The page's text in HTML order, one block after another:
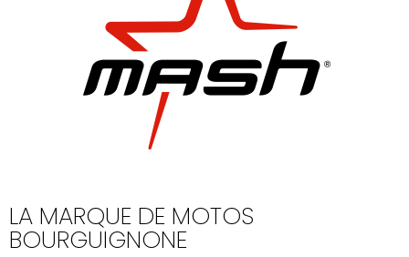
LA MARQUE DE MOTOS
BOURGUIGNONE